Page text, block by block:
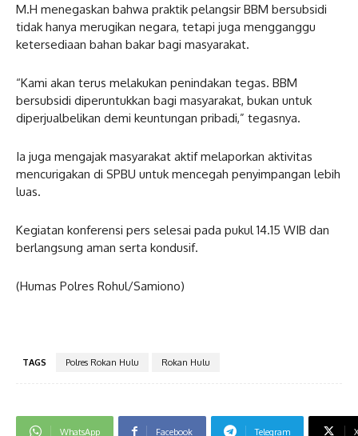
M.H menegaskan bahwa praktik pelangsir BBM bersubsidi
tidak hanya merugikan negara, tetapi juga mengganggu
ketersediaan bahan bakar bagi masyarakat.
“Kami akan terus melakukan penindakan tegas. BBM
bersubsidi diperuntukkan bagi masyarakat, bukan untuk
diperjualbelikan demi keuntungan pribadi,” tegasnya.
Ia juga mengajak masyarakat aktif melaporkan aktivitas
mencurigakan di SPBU untuk mencegah penyimpangan lebih
luas.
Kegiatan konferensi pers selesai pada pukul 14.15 WIB dan
berlangsung aman serta kondusif.
(Humas Polres Rohul/Samiono)
TAGS Polres Rokan Hulu Rokan Hulu
WhatsApp Facebook Telegram